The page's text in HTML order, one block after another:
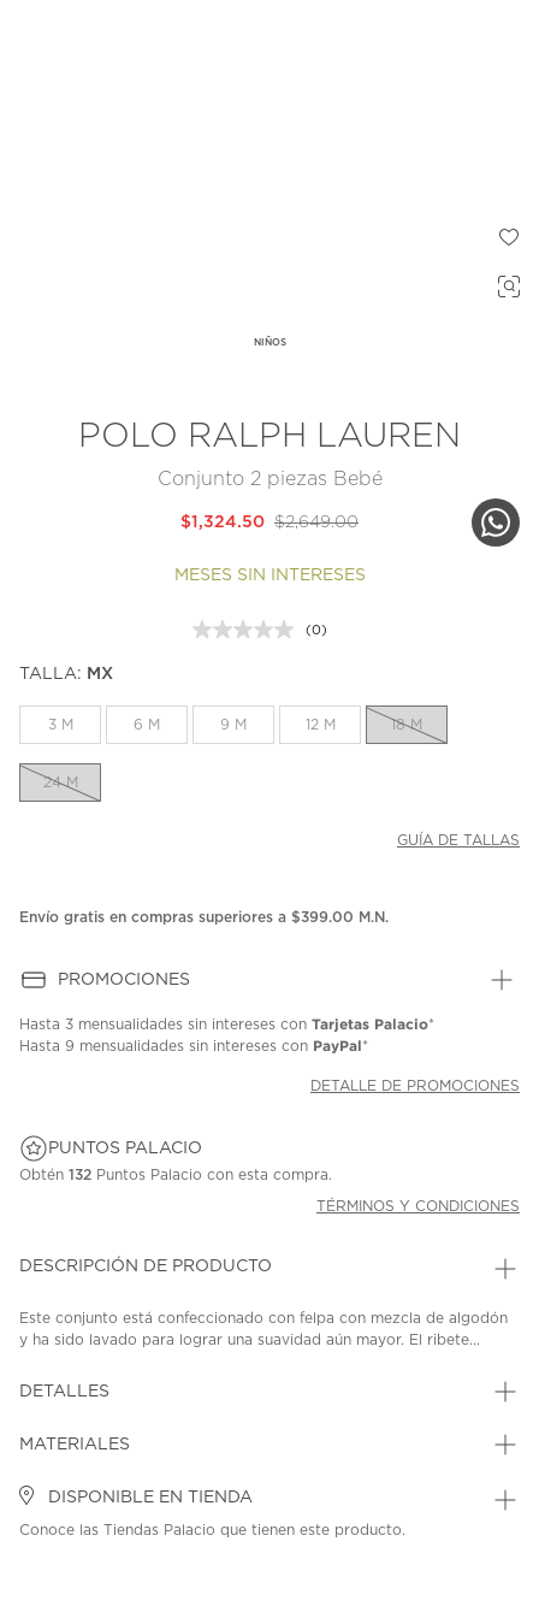
NIÑOS
POLO RALPH LAUREN
Conjunto 2 piezas Bebé
$2,649.00
$1,324.50
MESES SIN INTERESES
Sin
la
misma
(0)
TALLA: MX
3 M 6 M 9 M 12 M 18 M
24 M
GUÍA DE TALLAS
Envío gratis en compras superiores a $399.00 M.N.
PROMOCIONES
Hasta 3 mensualidades sin intereses con Tarjetas Palacio*
Hasta 9 mensualidades sin intereses con PayPal*
DETALLE DE PROMOCIONES
PUNTOS PALACIO
Obtén 132 Puntos Palacio con esta compra.
TÉRMINOS Y CONDICIONES
DESCRIPCIÓN DE PRODUCTO
Este conjunto está confeccionado con felpa con mezcla de algodón
y ha sido lavado para lograr una suavidad aún mayor. El ribete...
DETALLES
MATERIALES
DISPONIBLE EN TIENDA
Conoce las Tiendas Palacio que tienen este producto.